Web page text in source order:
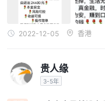
2022-12-05 香港
贵人缘
3-5年